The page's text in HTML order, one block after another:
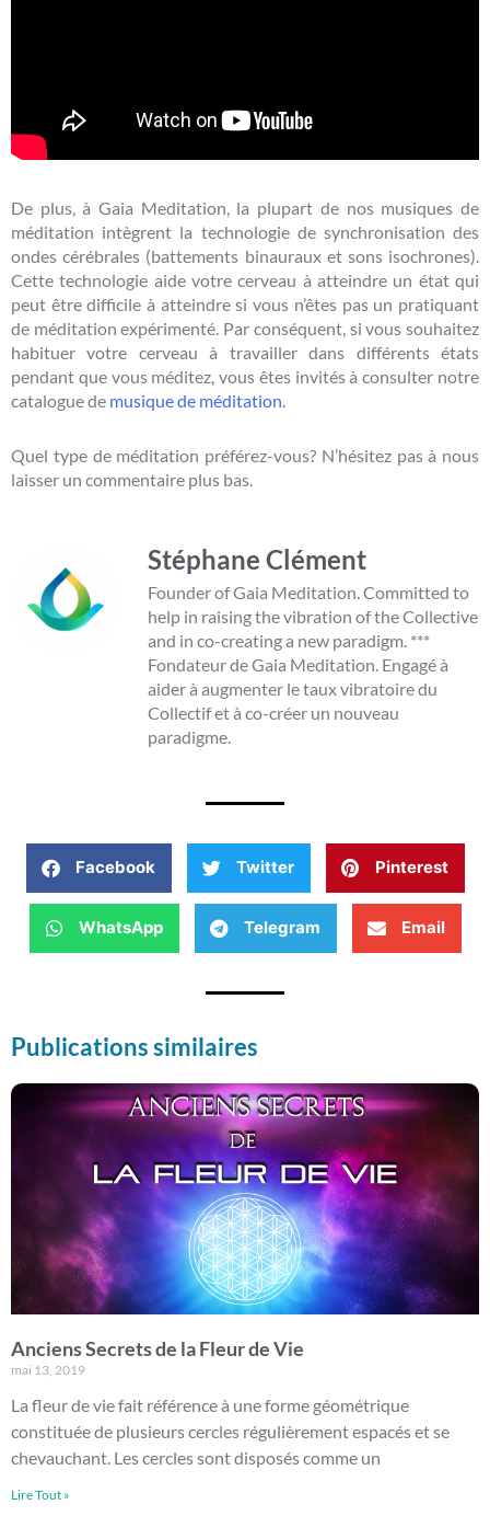
De plus, à Gaia Meditation, la plupart de nos musiques de
méditation intègrent la technologie de synchronisation des
ondes cérébrales (battements binauraux et sons isochrones).
Cette technologie aide votre cerveau à atteindre un état qui
peut être difficile à atteindre si vous n’êtes pas un pratiquant
de méditation expérimenté. Par conséquent, si vous souhaitez
habituer votre cerveau à travailler dans différents états
pendant que vous méditez, vous êtes invités à consulter notre
catalogue de musique de méditation.
Quel type de méditation préférez-vous? N’hésitez pas à nous
laisser un commentaire plus bas.
Stéphane Clément
Founder of Gaia Meditation. Committed to
help in raising the vibration of the Collective
and in co-creating a new paradigm. ***
Fondateur de Gaia Meditation. Engagé à
aider à augmenter le taux vibratoire du
Collectif et à co-créer un nouveau
paradigme.
Facebook Twitter Pinterest
WhatsApp Telegram Email
Publications similaires
Anciens Secrets de la Fleur de Vie
mai 13, 2019
La fleur de vie fait référence à une forme géométrique
constituée de plusieurs cercles régulièrement espacés et se
chevauchant. Les cercles sont disposés comme un
Lire Tout »